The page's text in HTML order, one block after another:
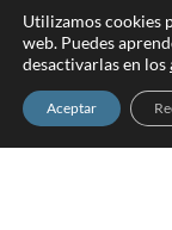
AVISO LEGAL
© 2026
Utilizamos cookies
web. Puedes
desactivarlas en los
Aceptar